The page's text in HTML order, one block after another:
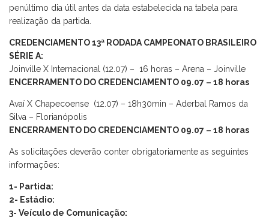
penúltimo dia útil antes da data estabelecida na tabela para
realização da partida.
CREDENCIAMENTO 13ª RODADA CAMPEONATO BRASILEIRO
SÉRIE A:
Joinville X Internacional (12.07) – 16 horas – Arena – Joinville
ENCERRAMENTO DO CREDENCIAMENTO 09.07 – 18 horas
Avaí X Chapecoense (12.07) – 18h30min – Aderbal Ramos da
Silva – Florianópolis
ENCERRAMENTO DO CREDENCIAMENTO 09.07 – 18 horas
As solicitações deverão conter obrigatoriamente as seguintes
informações:
1- Partida:
2- Estádio:
3- Veículo de Comunicação: